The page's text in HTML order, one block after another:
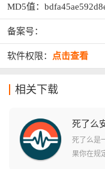
MD5值：
备案号：
软件权限： 点击查看
相关下载
死了么
死了么是
果你在规